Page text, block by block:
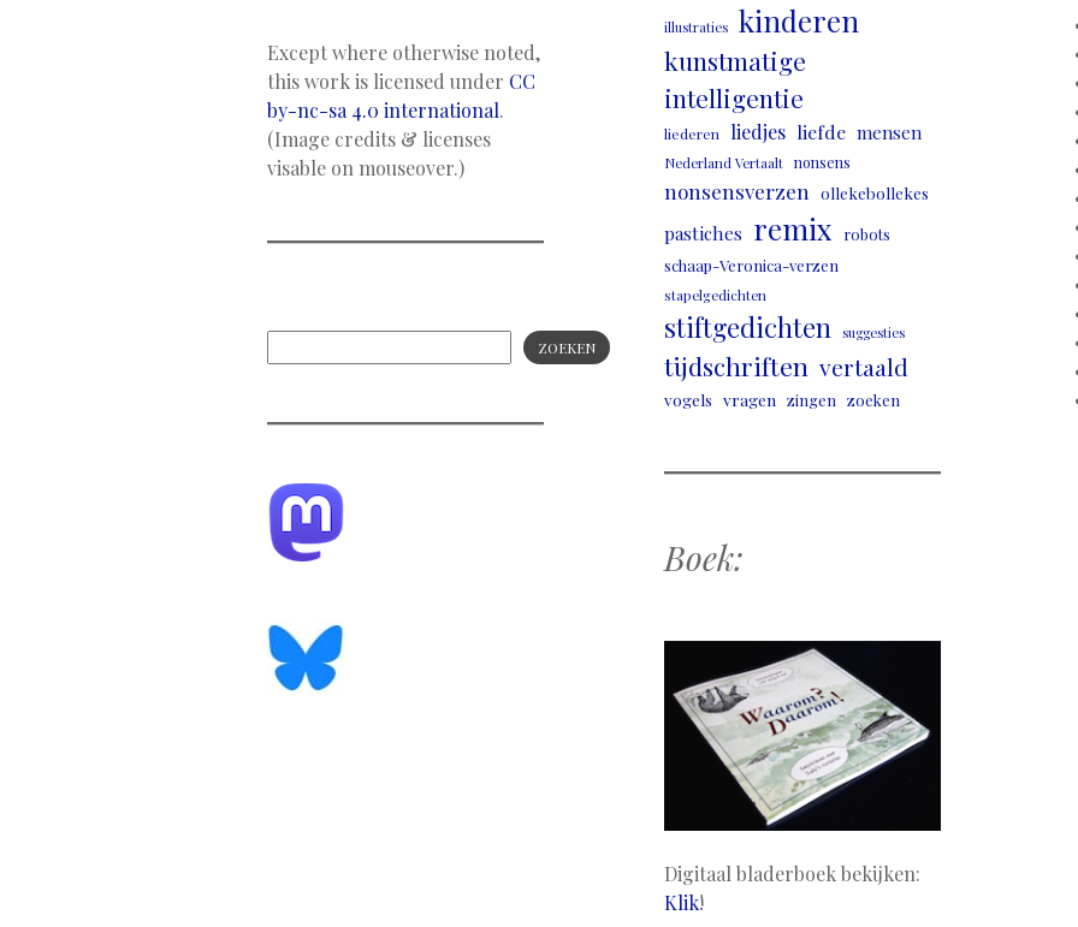
Except where otherwise noted,
this work is licensed under CC
by-nc-sa 4.0 international.
(Image credits & licenses
visable on mouseover.)
ZOEKEN
illustraties kinderen
kunstmatige
intelligentie
liederen liedjes liefde mensen
Nederland Vertaalt nonsens
nonsensverzen ollekebollekes
pastiches remix
robots
schaap-Veronica-verzen
stapelgedichten
stiftgedichten suggesties
tijdschriften vertaald
vogels vragen zingen zoeken
Boek:
Digitaal bladerboek bekijken:
Klik!